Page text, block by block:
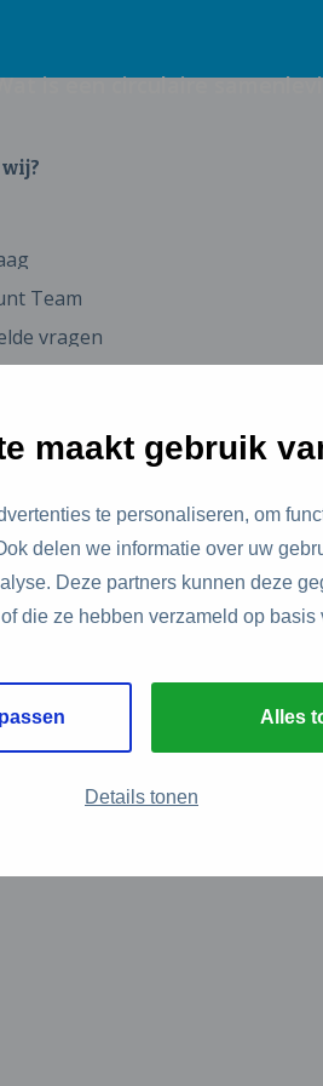
maakt gebruik
te personaliseren, om
delen we informatie over uw
Deze partners kunnen deze
die ze hebben verzameld op
Alles
Details tonen
is een circulaire
Team
vragen